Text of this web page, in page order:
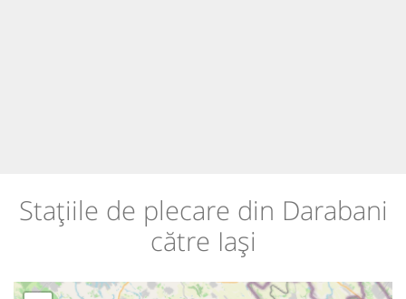
Stațiile de plecare din Darabani
către Iași